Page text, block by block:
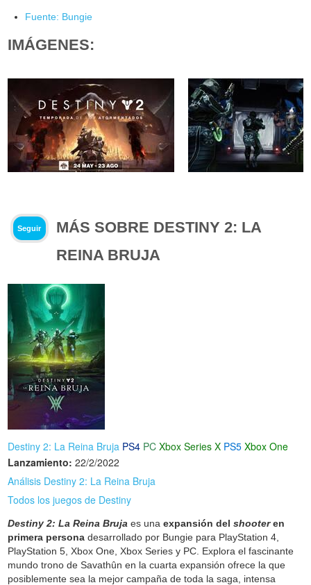
Fuente: Bungie
IMÁGENES:
Seguir
MÁS SOBRE DESTINY 2: LA
REINA BRUJA
Destiny 2: La Reina Bruja PS4 PC Xbox Series X PS5 Xbox One
Lanzamiento: 22/2/2022
Análisis Destiny 2: La Reina Bruja
Todos los juegos de Destiny
Destiny 2: La Reina Bruja es unaexpansión delshooteren
primera persona desarrollado por Bungie para PlayStation 4,
PlayStation 5, Xbox One, Xbox Series y PC. Explora el fascinante
mundo trono de Savathûn en la cuarta expansión ofrece la que
posiblemente sea la mejor campaña de toda la saga, intensa